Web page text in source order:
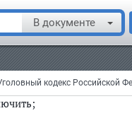
В документе
11, ст. 1495; N 50, ст.